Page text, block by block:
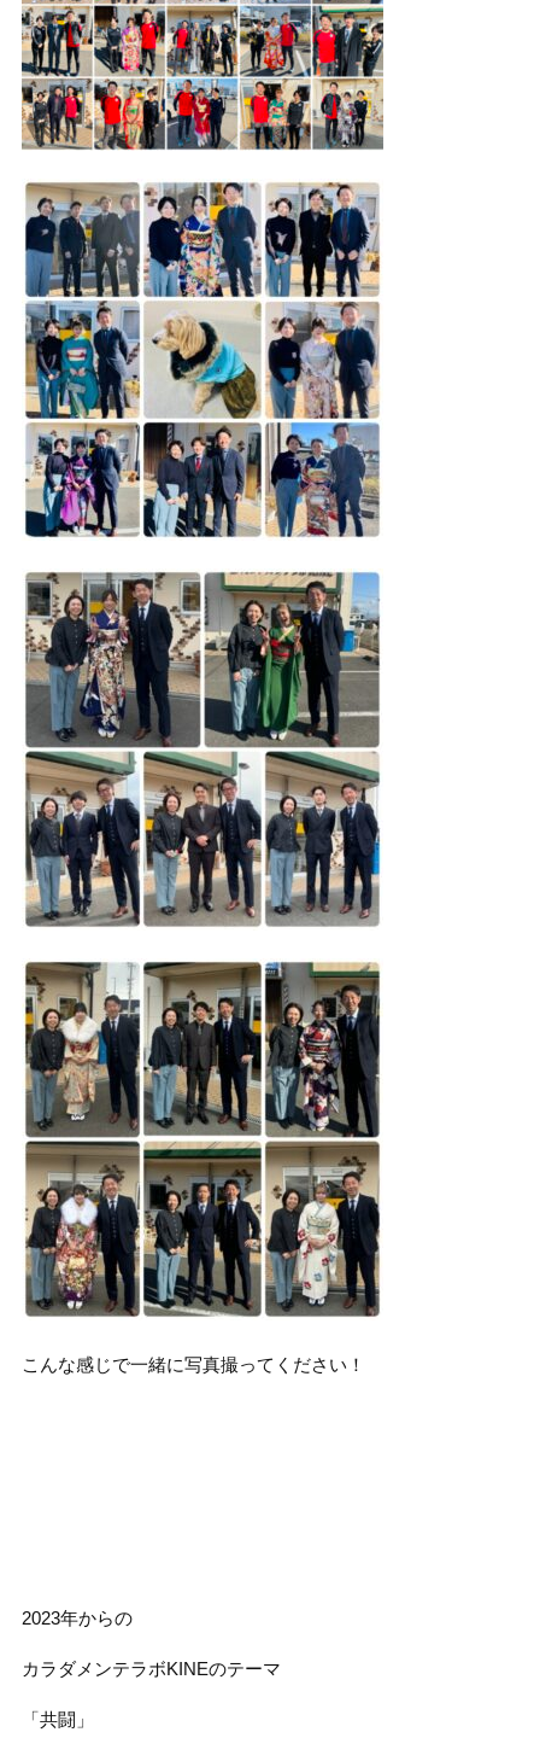
こんな感じで一緒に写真撮ってください！
2023年からの
カラダメンテラボKINEのテーマ
「共闘」